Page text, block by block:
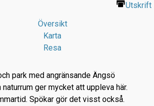
Utskrift
Översikt
Karta
Resa
park med angränsande Ängsö
ger mycket att uppleva här.
Spökar gör det visst också.